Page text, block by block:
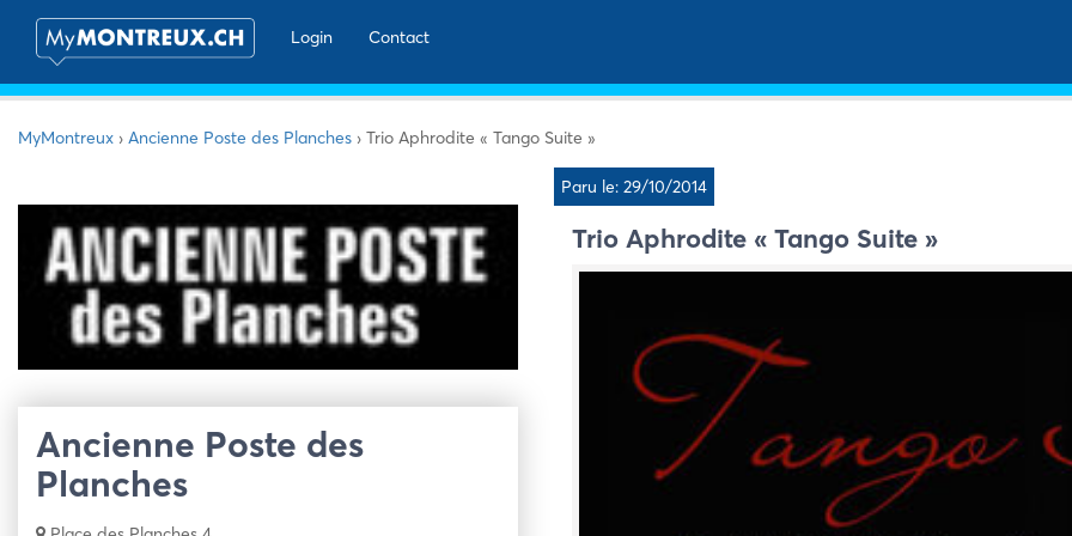
Login
Contact
MyMontreux › Ancienne Poste des Planches › Trio Aphrodite « Tango Suite »
Ancienne Poste des
Planches
Paru le: 29/10/2014
Trio Aphrodite « Tango Suite »